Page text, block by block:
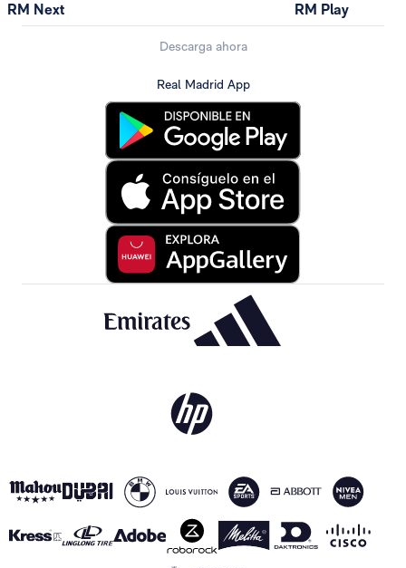
RM Next RM Play
Descarga ahora
Real Madrid App